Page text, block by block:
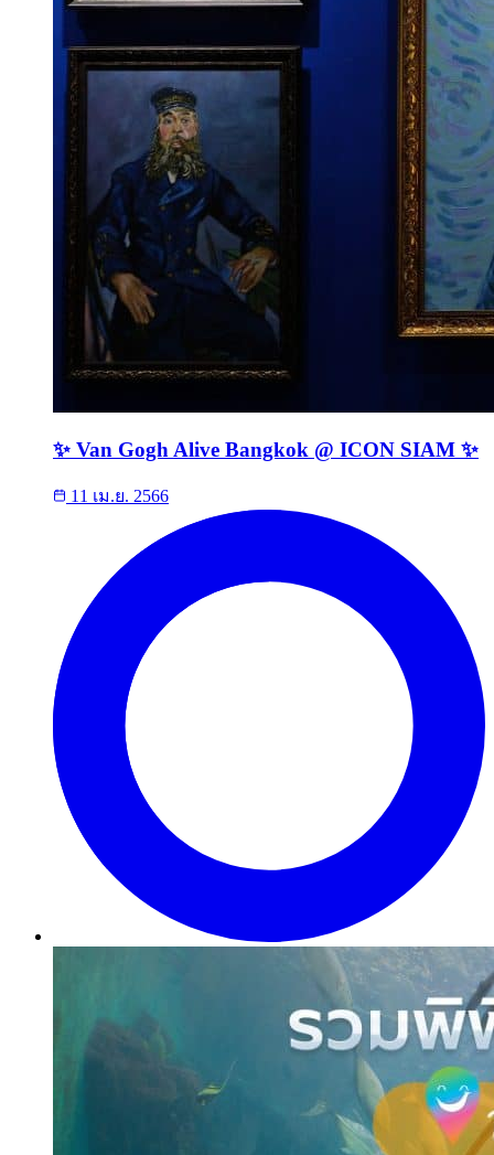
✨ Van Gogh Alive Bangkok @ ICON SIAM ✨
11 เม.ย. 2566